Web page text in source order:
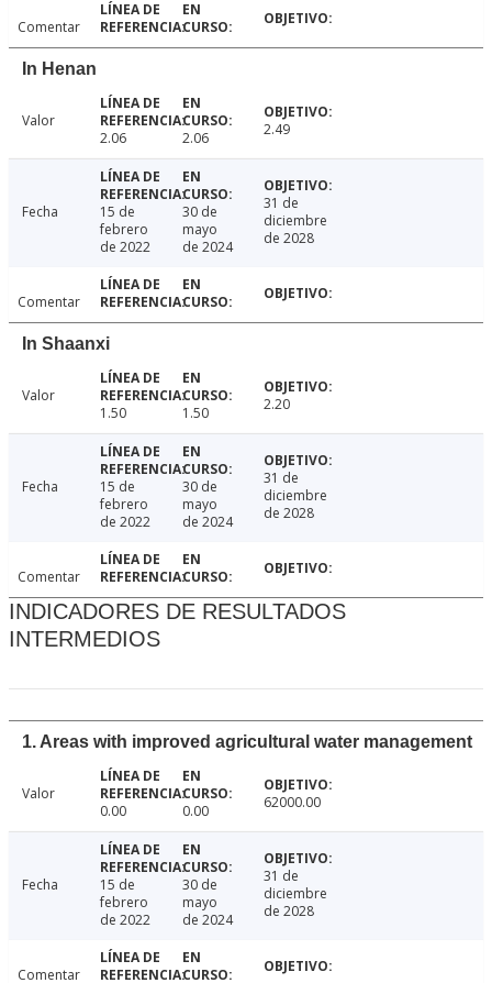
Comentar
In Henan
Valor
2.06
2.06 2.49
Fecha
15 de
febrero
de 2022
30 de
mayo
de 2024
31 de
diciembre
de 2028
Comentar
In Shaanxi
Valor
1.50
1.50 2.20
Fecha
15 de
febrero
de 2022
30 de
mayo
de 2024
31 de
diciembre
de 2028
Comentar
INDICADORES DE RESULTADOS
INTERMEDIOS
1. Areas with improved agricultural water management
Valor
0.00
0.00 62000.00
Fecha
15 de
febrero
de 2022
30 de
mayo
de 2024
31 de
diciembre
de 2028
Comentar